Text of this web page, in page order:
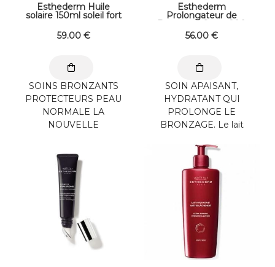
Esthederm Huile
solaire 150ml soleil fort
59.00 €
SOINS BRONZANTS
PROTECTEURS PEAU
NORMALE LA
NOUVELLE
UNE HUILE !
Protection Active ...
Esthederm
Prolongateur de
Bronzage Corps 200
ml
56.00 €
SOIN APAISANT,
HYDRATANT QUI
PROLONGE LE
BRONZAGE. Le lait
de Bronzage nourrit
et apaise la peau ...